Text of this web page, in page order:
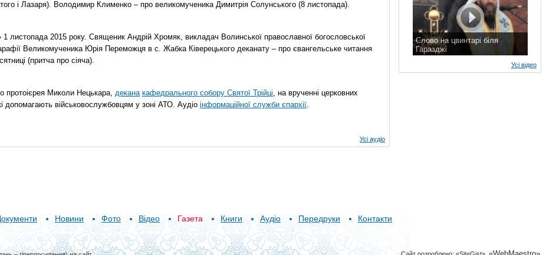
і Лазаря). Володимир Клименко – про великомученика Димитрія Солунського (8 листопада).
1 листопада 2015 року. Священик Андрій Хромяк, викладач Волинської православної богословської
Великомученика Юрія Переможця в с. Жабка Ківерецького деканату – про євангельське читання
(притча про сіяча).
протоієрея Миколи Нецькара, декана кафедрального собору Святої Трійці, на врученні церковних
допомагають військовослужбовцям у зоні АТО. Аудіо інформаційної служби єпархії.
Усі аудіо
Слово на цвинтарі біля
Гаразджі
Усі відео
Новини Фото Відео Газета Книги Аудіо Передруки Контакти